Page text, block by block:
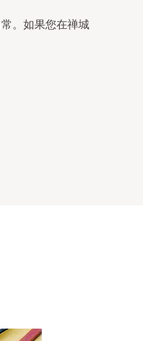
。如果您在禅城